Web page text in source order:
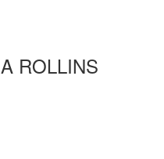
ROLLINS